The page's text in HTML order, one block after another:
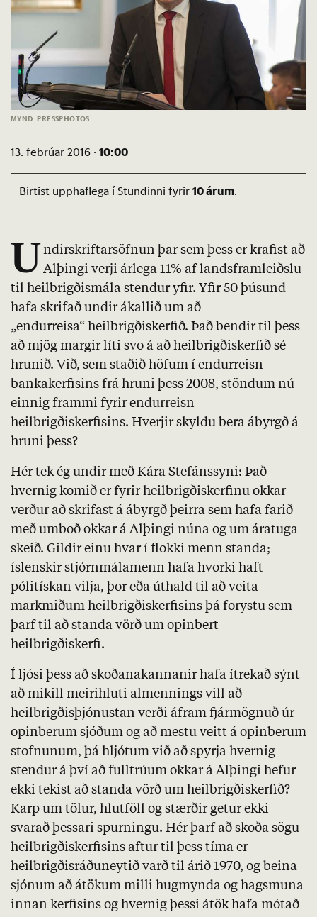
MYND: PRESSPHOTOS
13. febrúar 2016 · 10:00
Birtist upphaflega í Stundinni fyrir 10 árum.
U ndirskriftarsöfnun þar sem þess er krafist að
Alþingi verji árlega 11% af landsframleiðslu
til heilbrigðismála stendur yfir. Yfir 50 þúsund
hafa skrifað undir ákallið um að
„endurreisa“ heilbrigðiskerfið. Það bendir til þess
að mjög margir líti svo á að heilbrigðiskerfið sé
hrunið. Við, sem staðið höfum í endurreisn
bankakerfisins frá hruni þess 2008, stöndum nú
einnig frammi fyrir endurreisn
heilbrigðiskerfisins. Hverjir skyldu bera ábyrgð á
hruni þess?
Hér tek ég undir með Kára Stefánssyni: Það
hvernig komið er fyrir heilbrigðiskerfinu okkar
verður að skrifast á ábyrgð þeirra sem hafa farið
með umboð okkar á Alþingi núna og um áratuga
skeið. Gildir einu hvar í flokki menn standa;
íslenskir stjórnmálamenn hafa hvorki haft
pólitískan vilja, þor eða úthald til að veita
markmiðum heilbrigðiskerfisins þá forystu sem
þarf til að standa vörð um opinbert
heilbrigðiskerfi.
Í ljósi þess að skoðanakannanir hafa ítrekað sýnt
að mikill meirihluti almennings vill að
heilbrigðisþjónustan verði áfram fjármögnuð úr
opinberum sjóðum og að mestu veitt á opinberum
stofnunum, þá hljótum við að spyrja hvernig
stendur á því að fulltrúum okkar á Alþingi hefur
ekki tekist að standa vörð um heilbrigðiskerfið?
Karp um tölur, hlutföll og stærðir getur ekki
svarað þessari spurningu. Hér þarf að skoða sögu
heilbrigðiskerfisins aftur til þess tíma er
heilbrigðisráðuneytið varð til árið 1970, og beina
sjónum að átökum milli hugmynda og hagsmuna
innan kerfisins og hvernig þessi átök hafa mótað